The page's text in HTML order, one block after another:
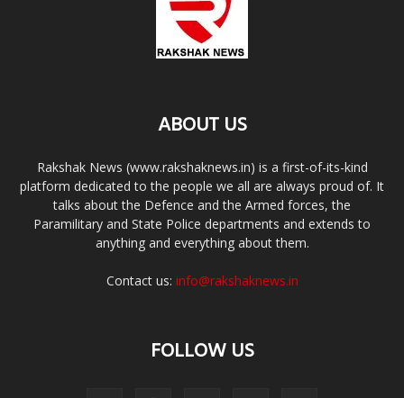
ABOUT US
Rakshak News (www.rakshaknews.in) is a first-of-its-kind
platform dedicated to the people we all are always proud of. It
talks about the Defence and the Armed forces, the
Paramilitary and State Police departments and extends to
anything and everything about them.
Contact us: info@rakshaknews.in
FOLLOW US